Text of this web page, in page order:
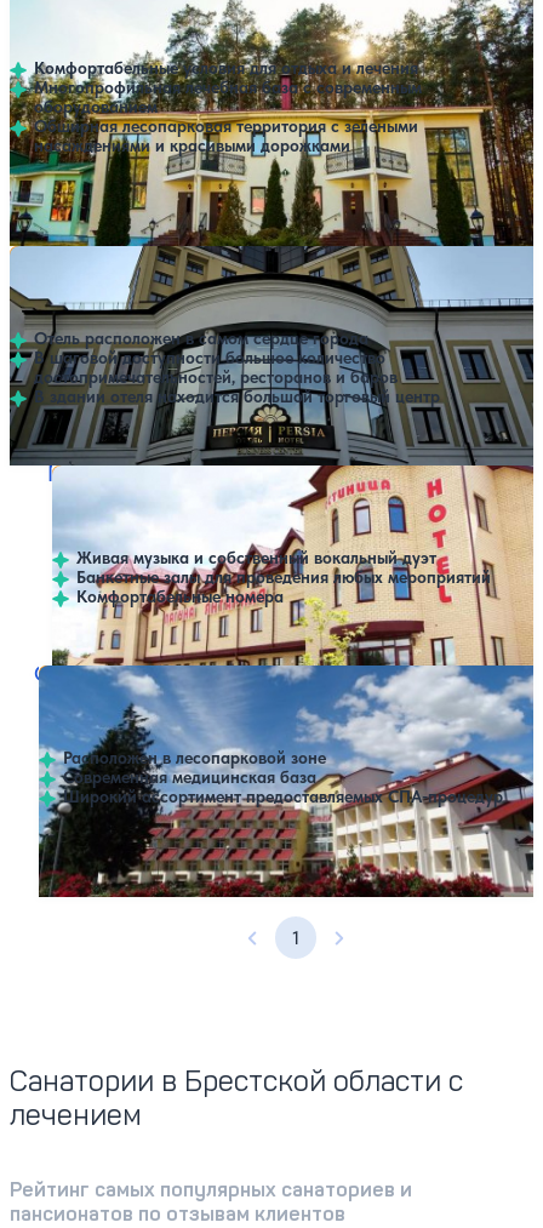
Брестская область
Комфортабельные условия для отдыха и лечения
Многопрофильная лечебная база с современным
оборудованием
Обширная лесопарковая территория с зелеными
насаждениями и красивыми дорожками
Профилей лечения: Крытый бассейн SPA
Нет цен или свободных мест на выбранные даты
Выбрать другой вариант
Отель Персия (Persia)
Брестская область
Отель расположен в самом сердце города
В шаговой доступности большое количество
достопримечательностей, ресторанов и баров
В здании отеля находится большой торговый центр
Нет цен или свободных мест на выбранные даты
Выбрать другой вариант
Гостиничный комплекс Лагуна Янтарная
12 отзывов
Брестская область
Живая музыка и собственный вокальный дуэт
Банкетные залы для проведения любых мероприятий
Комфортабельные номера
Нет цен или свободных мест на выбранные даты
Выбрать другой вариант
Санаторий Ясельда
60 отзывов
Брестская область
Расположен в лесопарковой зоне
Современная медицинская база
Широкий ассортимент предоставляемых СПА-процедур
Профилей лечения:9 Крытый бассейн SPA
Нет цен или свободных мест на выбранные даты
Выбрать другой вариант
Предыдущая страница
1 Следующая страница
Санатории в Брестской области с
лечением
Рейтинг самых популярных санаториев и
пансионатов по отзывам клиентов